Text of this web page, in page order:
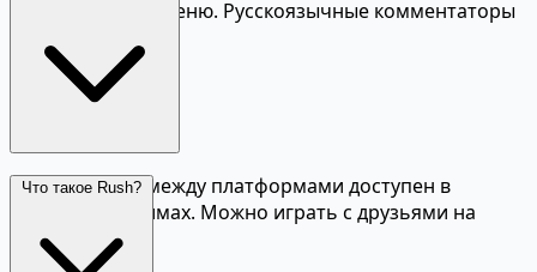
комментаторы, меню. Русскоязычные комментаторы
Да, кроссплей между платформами доступен в
основных режимах. Можно играть с друзьями на
консолях.
Что такое Rush?